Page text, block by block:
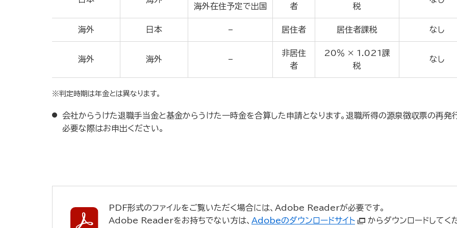
海外在住予定で出国
者 税
海外 日本 – 居住者 居住者課税 なし
海外 海外 –
非居住
者
20％ × 1.021課
税
なし
※判定時期は年金とは異なります。
会社からうけた退職手当金と基金からうけた一時金を合算した申請となります。退職所得の源泉徴収票の再発
必要な際はお申出ください。
PDF形式のファイルをご覧いただく場合には、Adobe Readerが必要です。
Adobe Readerをお持ちでない方は、 Adobeのダウンロードサイト からダウンロードしてく